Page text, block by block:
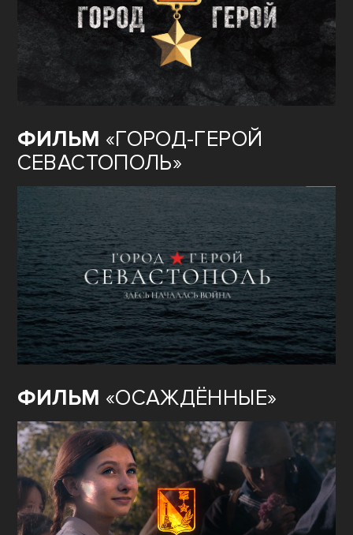
ФИЛЬМ «ГОРОД-ГЕРОЙ
СЕВАСТОПОЛЬ»
ФИЛЬМ «ОСАЖДЁННЫЕ»